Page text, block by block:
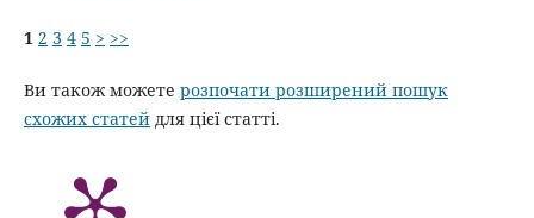
1 2 3 4 5 > >>
Ви також можете розпочати розширений пошук
схожих статейдля цієї статті.